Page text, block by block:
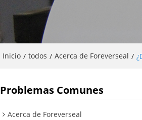
Inicio / todos / Acerca de Foreverseal /
Problemas Comunes
Acerca de Foreverseal